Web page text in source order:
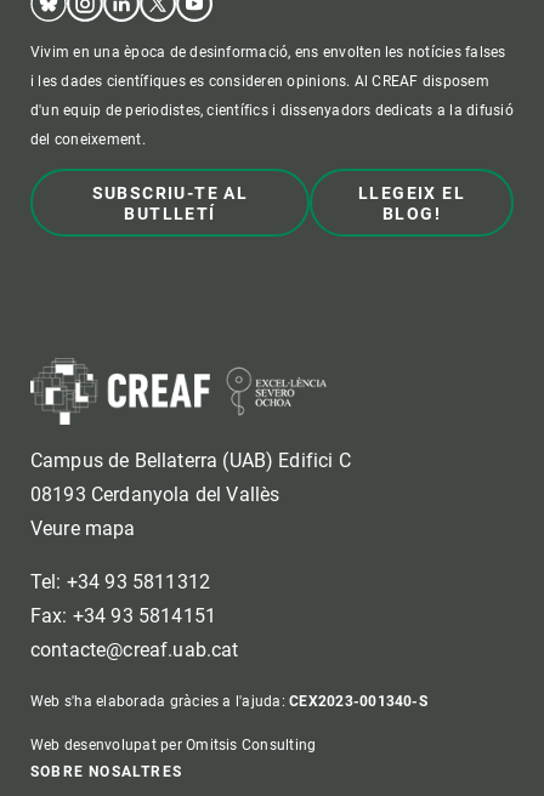
Vivim en una època de desinformació, ens envolten les notícies falses
i les dades científiques es consideren opinions. Al CREAF disposem
d'un equip de periodistes, científics i dissenyadors dedicats a la difusió
del coneixement.
SUBSCRIU-TE AL
BUTLLETÍ
LLEGEIX EL
BLOG!
Campus de Bellaterra (UAB) Edifici C
08193 Cerdanyola del Vallès
Veure mapa
Tel: +34 93 5811312
Fax: +34 93 5814151
contacte@creaf.uab.cat
Web s'ha elaborada gràcies a l'ajuda:CEX2023-001340-S
Web desenvolupat per Omitsis Consulting
SOBRE NOSALTRES